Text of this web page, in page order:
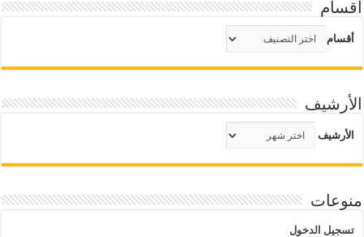
أقسام
أقسام
الأرشيف
الأرشيف
منوعات
تسجيل الدخول